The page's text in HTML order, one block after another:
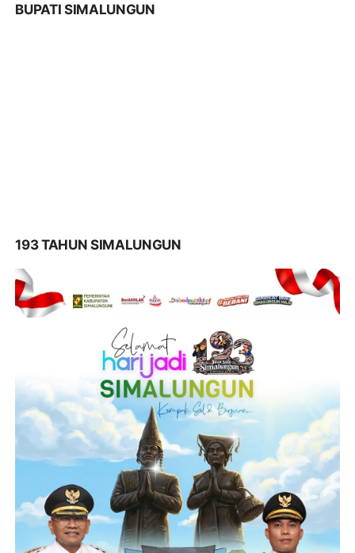
BUPATI SIMALUNGUN
193 TAHUN SIMALUNGUN